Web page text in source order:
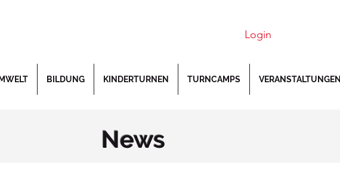
Login
BILDUNG KINDERTURNEN TURNCAMPS VERANSTALTUNGEN
News